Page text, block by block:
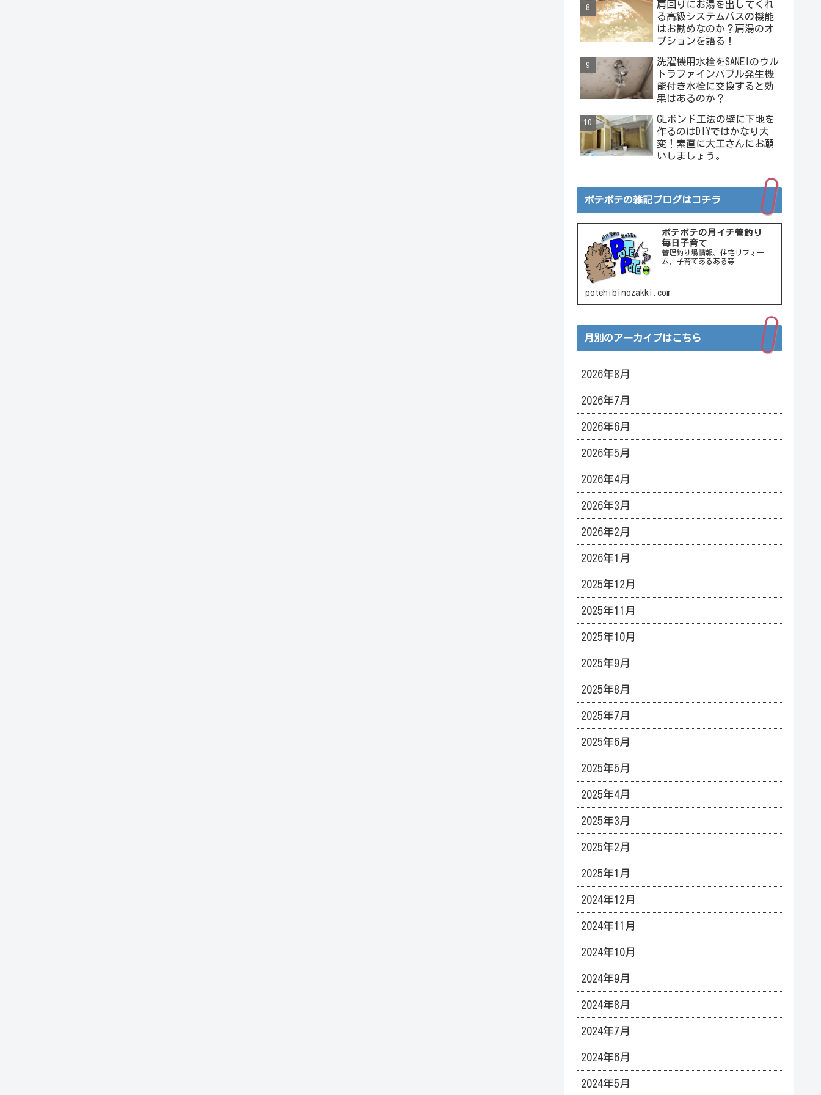
ベストが入っている場合は
どうするの？
肩回りにお湯を出してくれ
る高級システムバスの機能
はお勧めなのか？肩湯のオ
プションを語る！
洗濯機用水栓をSANEIのウル
トラファインバブル発生機
能付き水栓に交換すると効
果はあるのか？
GLボンド工法の壁に下地を
作るのはDIYではかなり大
変！素直に大工さんにお願
いしましょう。
ポテポテの雑記ブログはコチラ
ポテポテの月イチ管釣り
毎日子育て
管理釣り場情報、住宅リフォー
ム、子育てあるある等
potehibinozakki.com
月別のアーカイブはこちら
2026年8月
2026年7月
2026年6月
2026年5月
2026年4月
2026年3月
2026年2月
2026年1月
2025年12月
2025年11月
2025年10月
2025年9月
2025年8月
2025年7月
2025年6月
2025年5月
2025年4月
2025年3月
2025年2月
2025年1月
2024年12月
2024年11月
2024年10月
2024年9月
2024年8月
2024年7月
2024年6月
2024年5月